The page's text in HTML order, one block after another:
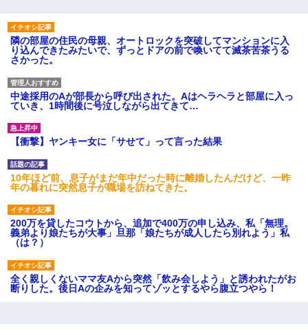
隣の部屋の住民の母親、オートロックを突破してマンションに入
り込んできたみたいで、ずっとドアの前で喚いてて滅茶苦茶うる
さかった。
中途採用のAが部長から呼び出された。Aはヘラヘラと部屋に入っ
ていき、1時間後に号泣しながら出てきて…
【衝撃】ヤンキー女に「サせて」って言った結果
10年ほど前、息子がまだ年中だった時に離婚したんだけど、一昨
年の暮れに突然息子が職場を訪ねてきた。
200万を貸したコウトから、追加で400万の申し込み、私「無理。
義弟より娘たちが大事」旦那「娘たちが成人したら別れよう」私
（は？）
全く親しくないママ友Aから突然「飲み会しよう」と誘われたがお
断りした。後日Aの企みを知ってゾッとするやら腹立つやら！